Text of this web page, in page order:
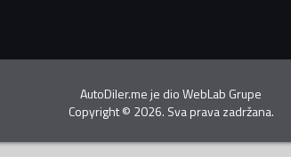
AutoDiler.me je dioWebLab Grupe
Copyright© 2026. Sva prava zadržana.